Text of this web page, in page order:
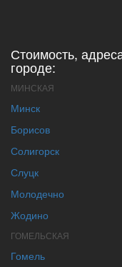
Стоимость,
городе:
МИНСКАЯ
Минск
Борисов
Солигорск
Слуцк
Молодечно
Жодино
ГОМЕЛЬСКАЯ
Гомель